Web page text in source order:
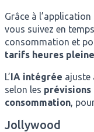
Grâce à l’application
vous suivez en
consommation et
tarifs heures
L’IA intégrée ajuste
selon les prévisions
consommation,
Jollywood